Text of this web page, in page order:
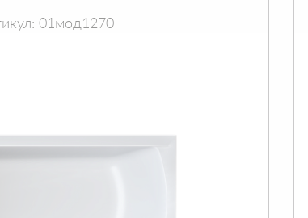
01мод1270